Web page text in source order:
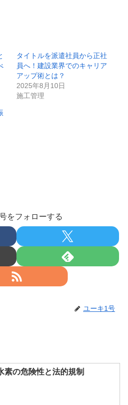
タイトルを派遣社員から正社
員へ！建設業界でのキャリア
アップ術とは？
2025年8月10日
施工管理
をフォローする
ユーキ1号
素の危険性と法的規制